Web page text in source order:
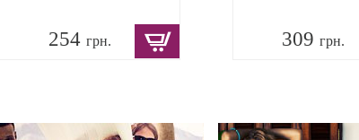
254 грн. 309 грн.